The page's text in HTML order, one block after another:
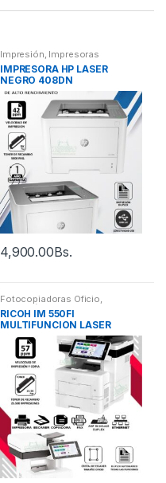
Impresión, Impresoras
IMPRESORA HP LASER
NEGRO 408DN
4,900.00Bs.
Fotocopiadoras Oficio,
Impresión, Multifuncionales
RICOH IM 550FI
MULTIFUNCION LASER
NEGRO OFICIO